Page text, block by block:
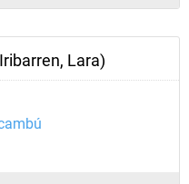
Lara)